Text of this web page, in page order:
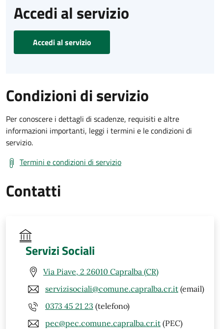
Accedi al servizio
Accedi al servizio
Condizioni di servizio
Per conoscere i dettagli di scadenze, requisiti e altre
informazioni importanti, leggi i termini e le condizioni di
servizio.
Termini e condizioni di servizio
Contatti
Servizi Sociali
Via Piave, 2 26010 Capralba (CR)
servizisociali@comune.capralba.cr.it (email)
0373 45 21 23 (telefono)
pec@pec.comune.capralba.cr.it (PEC)